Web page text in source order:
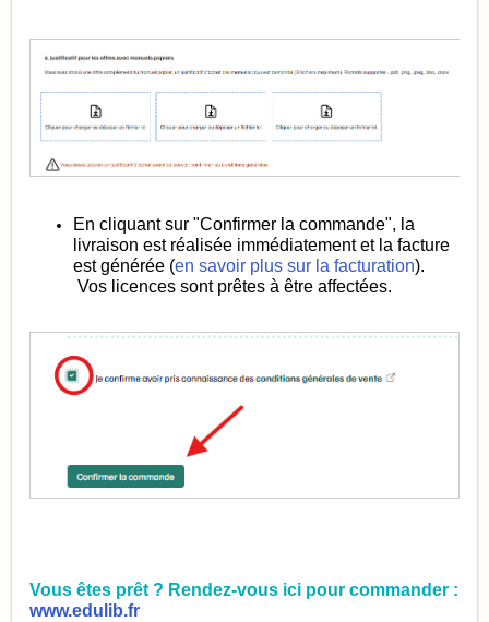
En cliquant sur "Confirmer la commande", la
livraison est réalisée immédiatement et la facture
est générée (en savoir plus sur la facturation).
Vos licences sont prêtes à être affectées.
Vous êtes prêt ? Rendez-vous ici pour commander :
www.edulib.fr